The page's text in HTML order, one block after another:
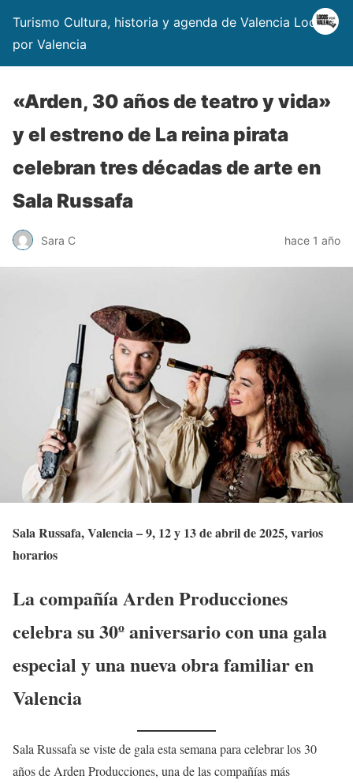
Turismo Cultura, historia y agenda de Valencia Locos
por Valencia
«Arden, 30 años de teatro y vida»
y el estreno de La reina pirata
celebran tres décadas de arte en
Sala Russafa
Sara C hace 1 año
Sala Russafa, Valencia – 9, 12 y 13 de abril de 2025, varios
horarios
La compañía Arden Producciones
celebra su 30º aniversario con una gala
especial y una nueva obra familiar en
Valencia
Sala Russafa se viste de gala esta semana para celebrar los 30
años de Arden Producciones, una de las compañías más